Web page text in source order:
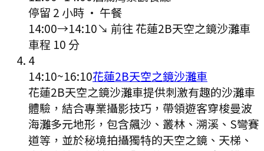
停留 2 小時 · 午餐
14:00→14:10↘ 前往 花蓮2B天空之鏡沙灘車
車程 10 分
4
14:10~16:10花蓮2B天空之鏡沙灘車
花蓮2B天空之鏡沙灘車提供刺激有趣的沙灘車
體驗，結合專業攝影技巧，帶領遊客穿梭曼波
海灘多元地形，包含飆沙、叢林、溯溪、S彎賽
道等，並於秘境拍攝獨特的天空之鏡、天梯、